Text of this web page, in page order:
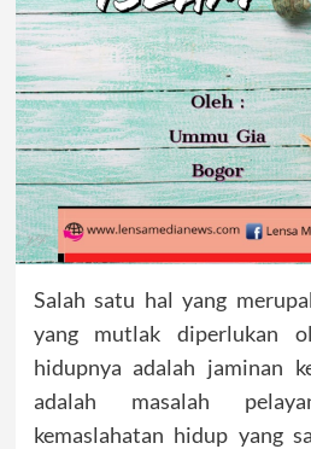
Salah satu hal yang
yang mutlak diperlukan
hidupnya adalah jaminan
adalah masalah
kemaslahatan hidup yang